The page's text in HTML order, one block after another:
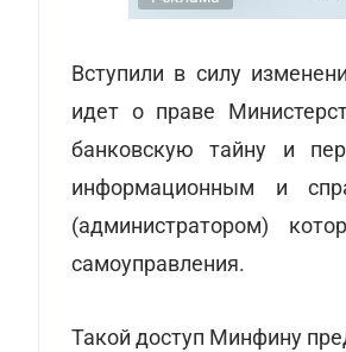
Вступили в силу
идет о праве
банковскую тайну и
информационным и
(администратором)
самоуправления.
Такой доступ Минфину